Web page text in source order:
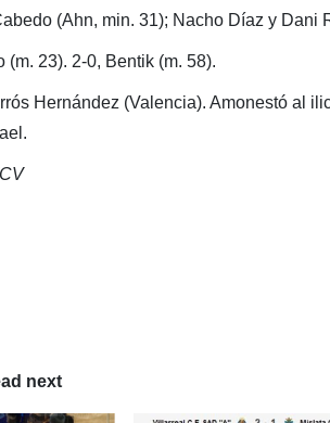
(Ahn, min. 31); Nacho Díaz y Dani
(m. 23). 2-0, Bentik (m. 58).
Hernández (Valencia). Amonestó al
next